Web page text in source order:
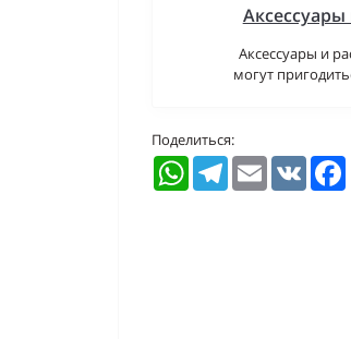
Аксессуары и
могут
Поделиться:
WhatsAppTelegramEmail VK